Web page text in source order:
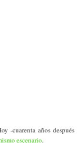
-cuarenta años
escenario.